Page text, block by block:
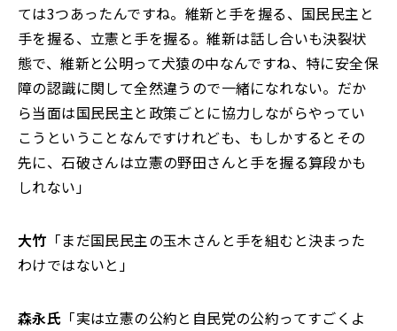
ては3つあったんですね。維新と手を握る、国民民主と
手を握る、立憲と手を握る。維新は話し合いも決裂状
態で、維新と公明って犬猿の中なんですね、特に安全保
障の認識に関して全然違うので一緒になれない。だか
ら当面は国民民主と政策ごとに協力しながらやってい
こうということなんですけれども、もしかするとその
先に、石破さんは立憲の野田さんと手を握る算段かも
しれない」
大竹 「まだ国民民主の玉木さんと手を組むと決まった
わけではないと」
森永氏 「実は立憲の公約と自民党の公約ってすごくよ